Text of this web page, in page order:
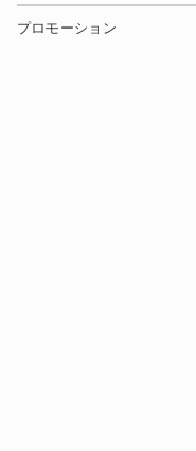
プロモーション